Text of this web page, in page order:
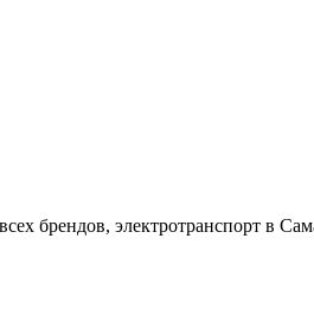
брендов, электротранспорт в